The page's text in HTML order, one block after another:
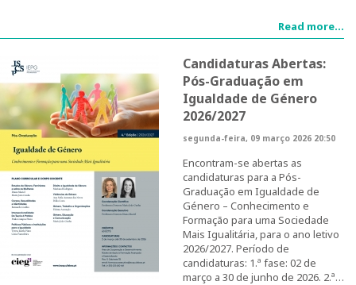
Regulamentos do CIEG
Contactos
Investigação
Temáticas de Investigação
Projetos
Projetos em curso
Projetos Concluídos
Read more...
Candidaturas Abertas:
Pós-Graduação em
Igualdade de Género
2026/2027
segunda-feira, 09 março 2026 20:50
Encontram-se abertas as
candidaturas para a Pós-
Graduação em Igualdade de
Género – Conhecimento e
Formação para uma Sociedade
Mais Igualitária, para o ano letivo
2026/2027. Período de
candidaturas: 1.ª fase: 02 de
março a 30 de junho de 2026. 2.ª…